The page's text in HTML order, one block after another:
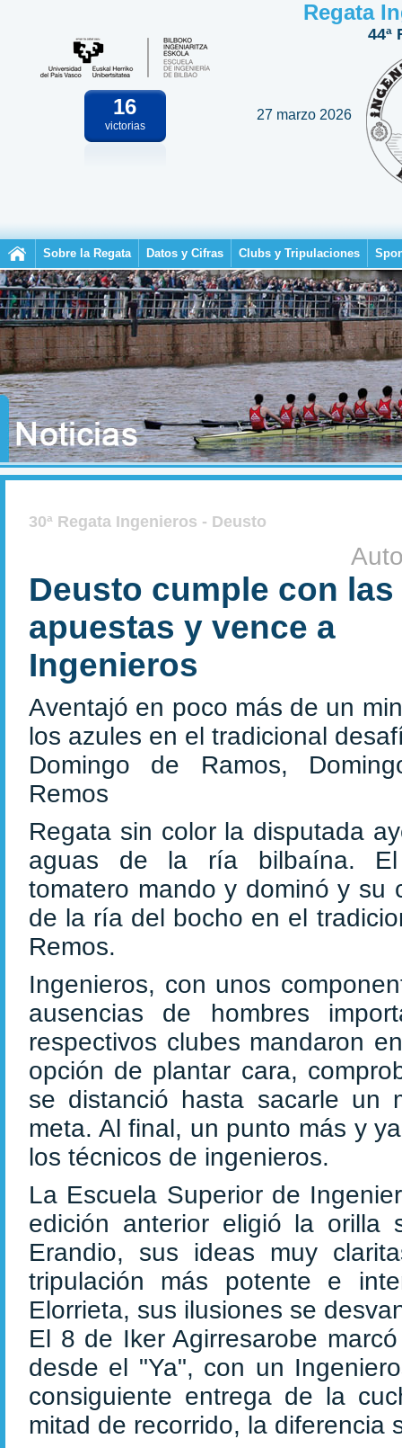
16
victorias
Regata
44ª
27 marzo 2026
Sobre la Regata Datos y Cifras Clubs y Tripulaciones
30ª Regata Ingenieros - Deusto
Deusto cumple con las
apuestas y vence a
Ingenieros
Aventajó en poco más de un
los azules en el tradicional
Domingo de Ramos,
Remos
Regata sin color la disputada
aguas de la ría bilbaína.
tomatero mando y dominó y su
de la ría del bocho en el
Remos.
Ingenieros, con unos
ausencias de hombres
respectivos clubes mandaron
opción de plantar cara,
se distanció hasta sacarle
meta. Al final, un punto más y
los técnicos de ingenieros.
La Escuela Superior de
edición anterior eligió la orilla
Erandio, sus ideas muy
tripulación más potente e
Elorrieta, sus ilusiones se
El 8 de Iker Agirresarobe
desde el "Ya", con un
consiguiente entrega de la
mitad de recorrido, la diferencia